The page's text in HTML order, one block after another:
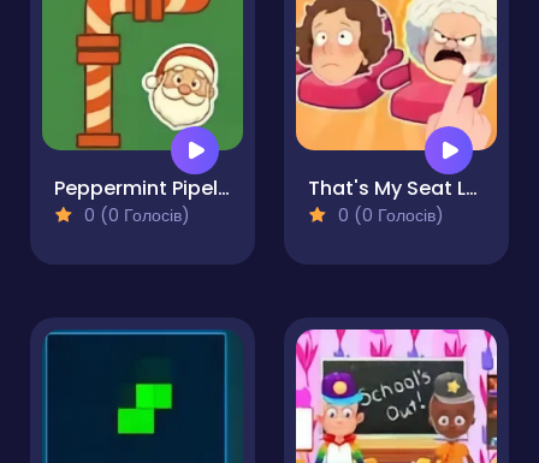
Peppermint Pipeline
0 (0 Голосів)
That's My Seat Logic Puzzle
0 (0 Голосів)